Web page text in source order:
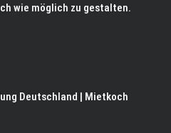
wie möglich zu gestalten.
Deutschland | Mietkoch